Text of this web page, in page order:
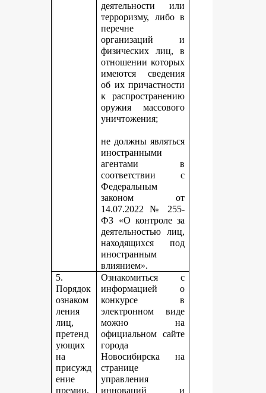
деятельности или
терроризму, либо в
перечне
организаций и
физических лиц, в
отношении которых
имеются сведения
об их причастности
к распространению
оружия массового
уничтожения;
не должны являться
иностранными
агентами в
соответствии с
Федеральным
законом от
14.07.2022 № 255-
ФЗ «О контроле за
деятельностью лиц,
находящихся под
иностранным
влиянием».
5.
Порядок
ознаком
ления
лиц,
претенд
ующих
на
присужд
ение
премии,
Ознакомиться с
информацией о
конкурсе в
электронном виде
можно на
официальном сайте
города
Новосибирска на
странице
управления
инноваций и